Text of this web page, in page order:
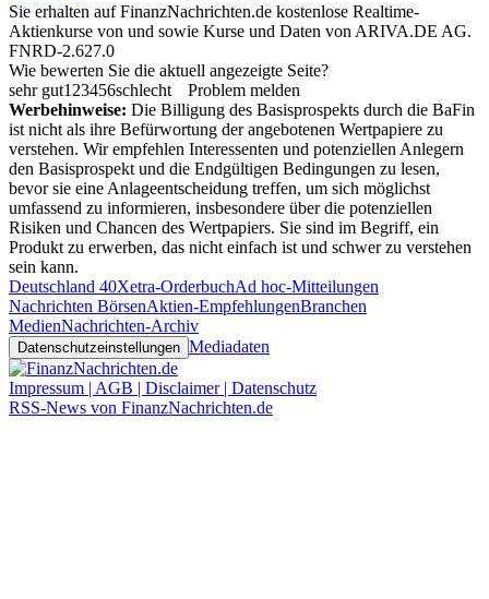
Sie erhalten auf FinanzNachrichten.de kostenlose Realtime-
Aktienkurse von und sowie Kurse und Daten von ARIVA.DE AG.
FNRD-2.627.0
Wie bewerten Sie die aktuell angezeigte Seite?
sehr gut1 23456schlecht
Problem melden
Werbehinweise: Die Billigung des Basisprospekts durch die BaFin
ist nicht als ihre Befürwortung der angebotenen Wertpapiere zu
verstehen. Wir empfehlen Interessenten und potenziellen Anlegern
den Basisprospekt und die Endgültigen Bedingungen zu lesen,
bevor sie eine Anlageentscheidung treffen, um sich möglichst
umfassend zu informieren, insbesondere über die potenziellen
Risiken und Chancen des Wertpapiers. Sie sind im Begriff, ein
Produkt zu erwerben, das nicht einfach ist und schwer zu verstehen
sein kann.
Deutschland 40Xetra-OrderbuchAd hoc-Mitteilungen
Nachrichten BörsenAktien-EmpfehlungenBranchen
MedienNachrichten-Archiv
Datenschutzeinstellungen Mediadaten
Impressum | AGB | Disclaimer | Datenschutz
RSS-News von FinanzNachrichten.de